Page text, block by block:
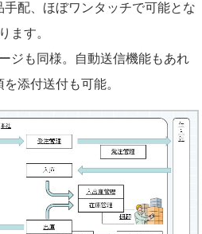
配、ほぼワンタッチで可能とな
ります。
ジも同様。自動送信機能もあれ
添付送付も可能。